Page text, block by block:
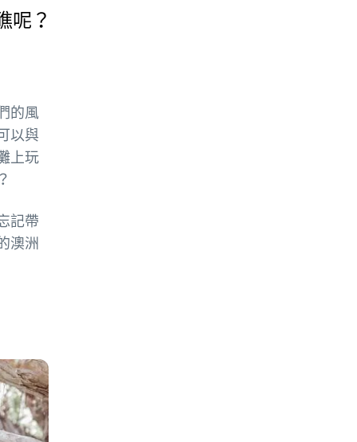
呢？
的風
以與
上玩
記帶
澳洲